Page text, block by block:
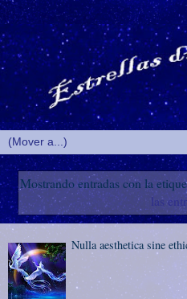
Mostrando entradas con la
las
Nulla aesthetica sine